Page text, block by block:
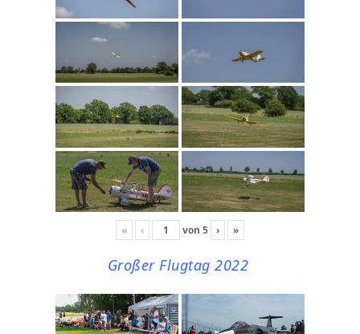
« ‹ von 5 › »
Großer Flugtag 2022